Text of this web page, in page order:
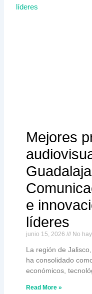
Mejores
e
líderes
junio 15, 2026 No
La región de
ha consolidado
económicos,
Read More »